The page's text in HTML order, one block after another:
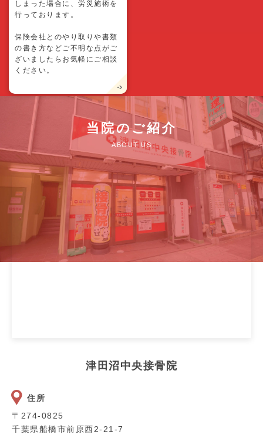
しまった場合に、労災施術を
行っております。
保険会社とのやり取りや書類
の書き方などご不明な点がご
ざいましたらお気軽にご相談
ください。
当院のご紹介
ABOUT US
津田沼中央接骨院
住所
〒274-0825
千葉県船橋市前原西2-21-7